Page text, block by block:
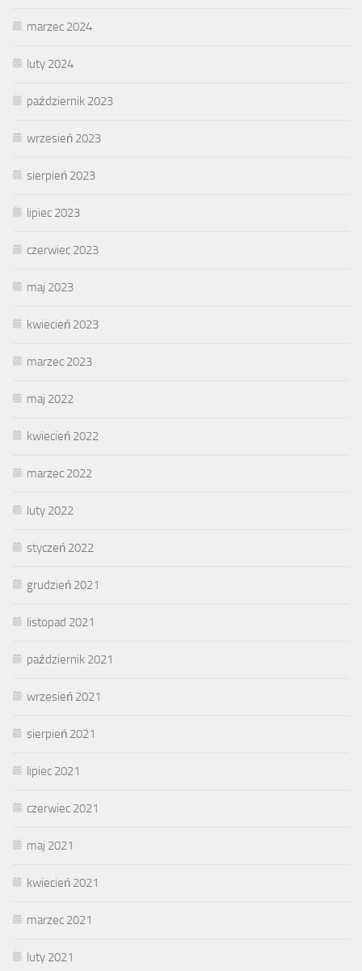
marzec 2024
luty 2024
październik 2023
wrzesień 2023
sierpień 2023
lipiec 2023
czerwiec 2023
maj 2023
kwiecień 2023
marzec 2023
maj 2022
kwiecień 2022
marzec 2022
luty 2022
styczeń 2022
grudzień 2021
listopad 2021
październik 2021
wrzesień 2021
sierpień 2021
lipiec 2021
czerwiec 2021
maj 2021
kwiecień 2021
marzec 2021
luty 2021